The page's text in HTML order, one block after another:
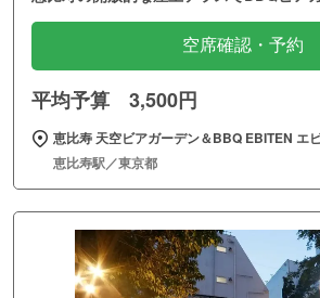
空席確認・予約
平均予算 3,500円
恵比寿 天空ビアガーデン＆BBQ EBITEN エ
恵比寿駅／東京都